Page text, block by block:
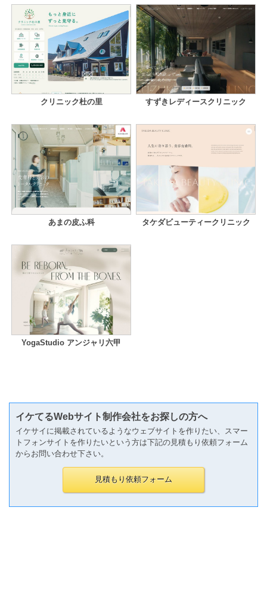
クリニック杜の里 すずきレディースクリニック
あまの皮ふ科 タケダビューティークリニック
YogaStudio アンジャリ六甲
イケてるWebサイト制作会社をお探しの方へ
イケサイに掲載されているようなウェブサイトを作りたい、スマー
トフォンサイトを作りたいという方は下記の見積もり依頼フォーム
からお問い合わせ下さい。